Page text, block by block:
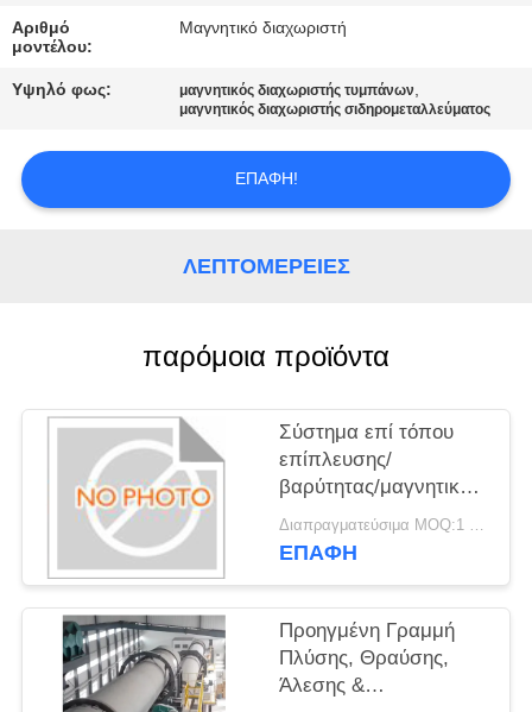
ΜΑΣ
ΕΛΆΤΕ
ΕΠΑΦΉ
ΜΕ
ΖΗΤΉΣΤΕ
ΑΠΌΣΠΑΣΜΑ
SITEMAP
ΠΟΛΙΤΙΚΉ
ΑΠΟΡΡΉΤΟΥ
Αριθμό
μοντέλου:
Μαγνητικό διαχωριστή
Υψηλό φως: μαγνητικός διαχωριστής τυμπάνων,
μαγνητικός διαχωριστής σιδηρομεταλλεύματος
ΕΠΑΦΉ!
ΛΕΠΤΟΜΈΡΕΙΕΣ
παρόμοια προϊόντα
Σύστημα επί τόπου
επίπλευσης/
βαρύτητας/μαγνητικού
διαχωρισμού για
μέγιστο ποσοστό
Διαπραγματεύσιμα MOQ:1 ομάδα
ΕΠΑΦΉ
Προηγμένη Γραμμή
Πλύσης, Θραύσης,
Άλεσης &